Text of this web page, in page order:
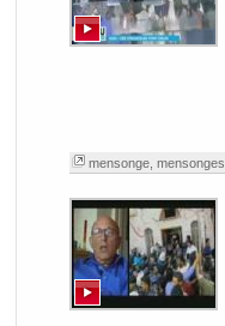
mensonge, mensonges